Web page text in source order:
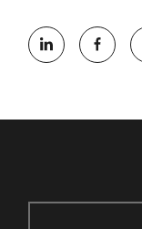
oportunidades que
de trabajo diversa
Derecho a
Conozca